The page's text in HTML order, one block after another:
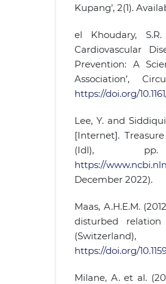
Kupang’, 2(1).
el Khoudary,
Cardiovascular
Prevention: A
Association’,
https://doi.org/
Lee, Y. and
[Internet].
(Idl),
https://
December 2022).
Maas, A.H.E.M.
disturbed
https://doi.org/
Milane, A. et al.